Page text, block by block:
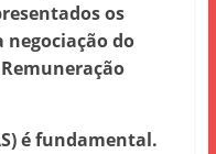
os
negociação do
é fundamental.